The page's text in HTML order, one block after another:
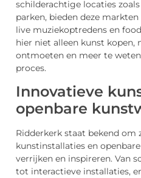
schilderachtige locaties
parken, bieden deze
live muziekoptredens en
hier niet alleen kunst kopen,
ontmoeten en meer te
proces.
Innovatieve
openbare
Ridderkerk staat bekend om
kunstinstallaties en
verrijken en inspireren. Van
tot interactieve installaties,